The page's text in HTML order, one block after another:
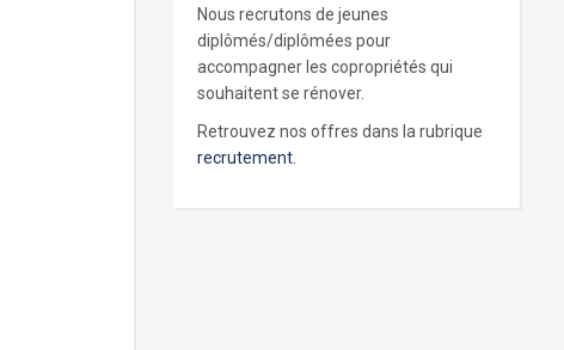
Nous recrutons de jeunes
diplômés/diplômées pour
accompagner les copropriétés qui
souhaitent se rénover.
Retrouvez nos offres dans la rubrique
recrutement.